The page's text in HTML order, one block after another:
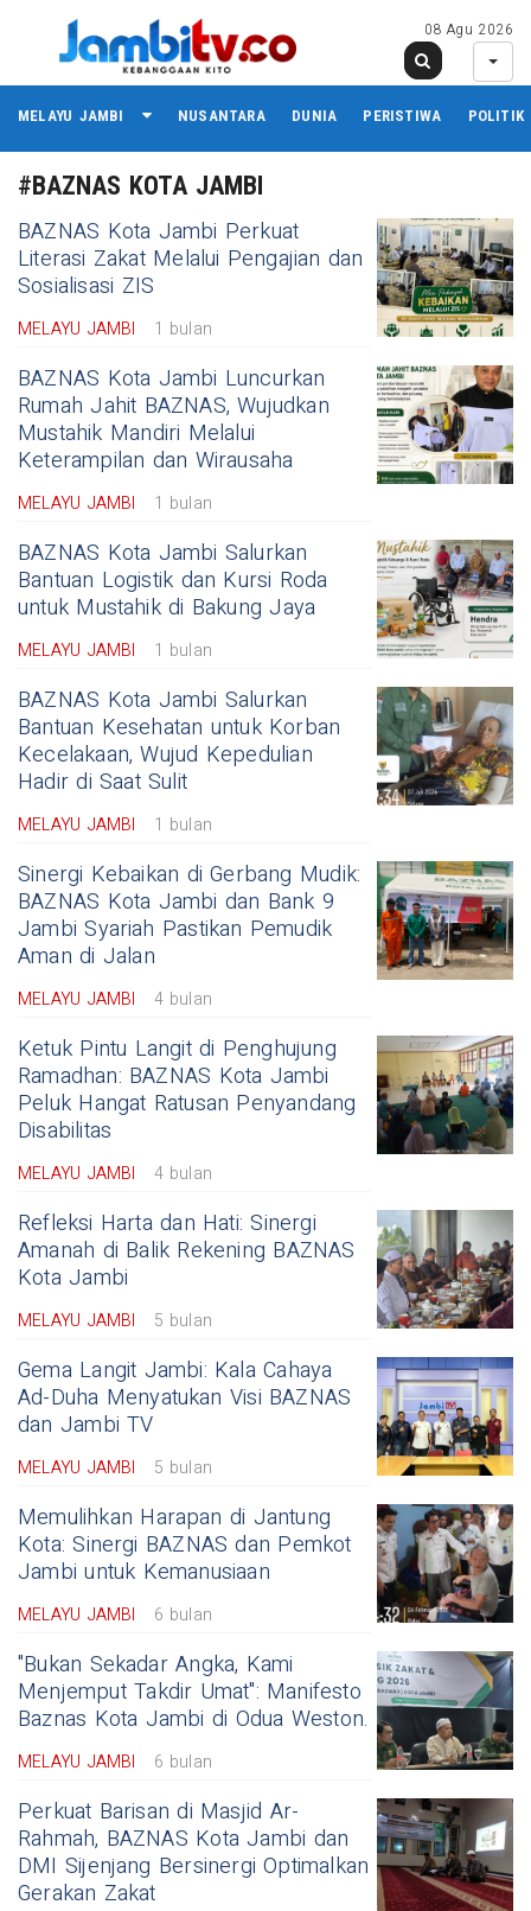
08 Agu 2026
MELAYU JAMBI NUSANTARA DUNIA PERISTIWA POLITIK
#BAZNAS KOTA JAMBI
BAZNAS Kota Jambi Perkuat
Literasi Zakat Melalui Pengajian dan
Sosialisasi ZIS
MELAYU JAMBI 1 bulan
BAZNAS Kota Jambi Luncurkan
Rumah Jahit BAZNAS, Wujudkan
Mustahik Mandiri Melalui
Keterampilan dan Wirausaha
MELAYU JAMBI 1 bulan
BAZNAS Kota Jambi Salurkan
Bantuan Logistik dan Kursi Roda
untuk Mustahik di Bakung Jaya
MELAYU JAMBI 1 bulan
BAZNAS Kota Jambi Salurkan
Bantuan Kesehatan untuk Korban
Kecelakaan, Wujud Kepedulian
Hadir di Saat Sulit
MELAYU JAMBI 1 bulan
Sinergi Kebaikan di Gerbang Mudik:
BAZNAS Kota Jambi dan Bank 9
Jambi Syariah Pastikan Pemudik
Aman di Jalan
MELAYU JAMBI 4 bulan
Ketuk Pintu Langit di Penghujung
Ramadhan: BAZNAS Kota Jambi
Peluk Hangat Ratusan Penyandang
Disabilitas
MELAYU JAMBI 4 bulan
Refleksi Harta dan Hati: Sinergi
Amanah di Balik Rekening BAZNAS
Kota Jambi
MELAYU JAMBI 5 bulan
Gema Langit Jambi: Kala Cahaya
Ad-Duha Menyatukan Visi BAZNAS
dan Jambi TV
MELAYU JAMBI 5 bulan
Memulihkan Harapan di Jantung
Kota: Sinergi BAZNAS dan Pemkot
Jambi untuk Kemanusiaan
MELAYU JAMBI 6 bulan
"Bukan Sekadar Angka, Kami
Menjemput Takdir Umat": Manifesto
Baznas Kota Jambi di Odua Weston.
MELAYU JAMBI 6 bulan
Perkuat Barisan di Masjid Ar-
Rahmah, BAZNAS Kota Jambi dan
DMI Sijenjang Bersinergi Optimalkan
Gerakan Zakat